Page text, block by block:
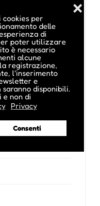
per
delle
di
poter utilizzare
è necessario
alcune
registrazione,
l'inserimento
e
disponibili.
e non di
Privacy
Consenti
❌